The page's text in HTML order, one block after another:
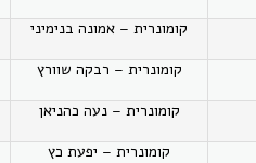
קומונרית – אמונה בנימיני
קומונרית – רבקה שוורץ
קומונרית – נעה כהניאן
קומונרית – יפעת כץ